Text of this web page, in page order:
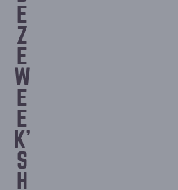
E
Z
E
W
E
E
K'
S
H